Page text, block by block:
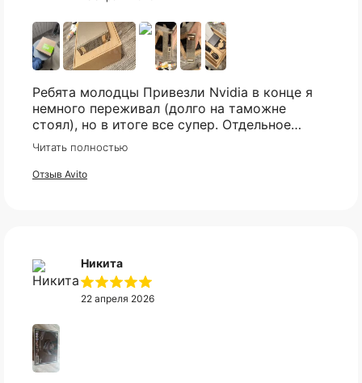
Ребята молодцы Привезли Nvidia в конце я
немного переживал (долго на таможне
стоял), но в итоге все супер. Отдельное
спасибо что всегда отвечали практически
мгновенно, клиентская поддержка на самом
высоком уровне!
Читать полностью
Отзыв Avito
Никита
22 апреля 2026
постараемся найти то что вы искали.
Telegram
Оплата
сегодня
25%
Через
2 недели
25%
Через
4 недели
25%
Без комиссий и переплат
Как обычная оплата картой